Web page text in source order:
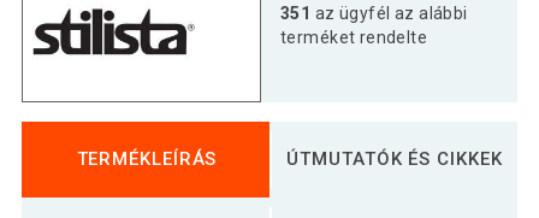
351 az ügyfél az alábbi
terméket rendelte
TERMÉKLEÍRÁS ÚTMUTATÓK ÉS CIKKEK